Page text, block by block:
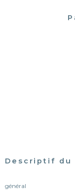
Descriptif du
général